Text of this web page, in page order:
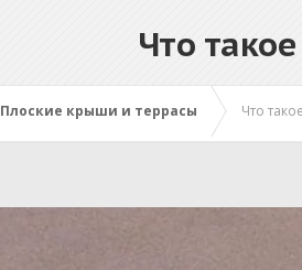
Что
Плоские крыши и террасы Что